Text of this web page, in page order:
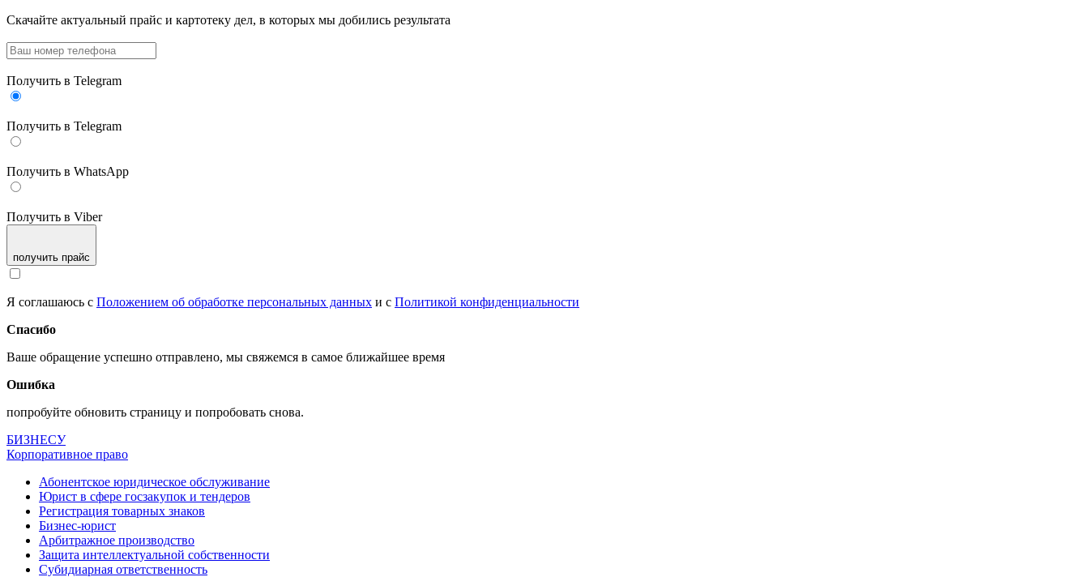
Скачайте актуальный прайс и картотеку дел, в которых мы добились результата
Получить в Telegram
Получить в Telegram
Получить в WhatsApp
Получить в Viber
получить прайс
Я соглашаюсь с Положением об обработке персональных данных и с Политикой конфиденциальности
Спасибо
Ваше обращение успешно отправлено, мы свяжемся в самое ближайшее время
Ошибка
попробуйте обновить страницу и попробовать снова.
БИЗНЕСУ
Корпоративное право
Абонентское юридическое обслуживание
Юрист в сфере госзакупок и тендеров
Регистрация товарных знаков
Бизнес-юрист
Арбитражное производство
Защита интеллектуальной собственности
Субидиарная ответственность